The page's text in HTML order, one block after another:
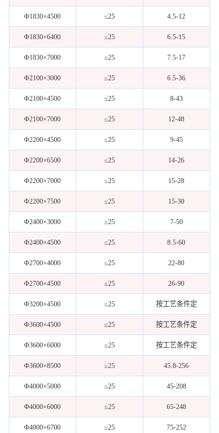
Ф1830×4500 ≤25 4.5-12
Ф1830×6400 ≤25 6.5-15
Ф1830×7000 ≤25 7.5-17
Ф2100×3000 ≤25 6.5-36
Ф2100×4500 ≤25 8-43
Ф2100×7000 ≤25 12-48
Ф2200×4500 ≤25 9-45
Ф2200×6500 ≤25 14-26
Ф2200×7000 ≤25 15-28
Ф2200×7500 ≤25 15-30
Ф2400×3000 ≤25 7-50
Ф2400×4500 ≤25 8.5-60
Ф2700×4000 ≤25 22-80
Ф2700×4500 ≤25 26-90
Ф3200×4500 ≤25 按工艺条件定
Ф3600×4500 ≤25 按工艺条件定
Ф3600×6000 ≤25 按工艺条件定
Ф3600×8500 ≤25 45.8-256
Ф4000×5000 ≤25 45-208
Ф4000×6000 ≤25 65-248
Ф4000×6700 ≤25 75-252